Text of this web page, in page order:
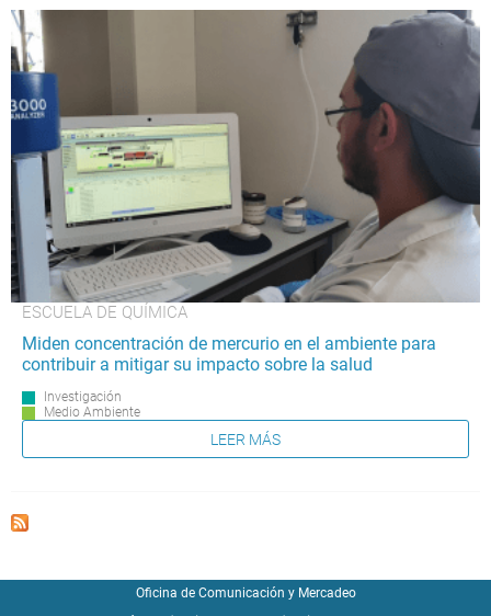
ESCUELA DE QUÍMICA
Miden concentración de mercurio en el ambiente para
contribuir a mitigar su impacto sobre la salud
Investigación
Medio Ambiente
LEER MÁS
Oficina de Comunicación y Mercadeo